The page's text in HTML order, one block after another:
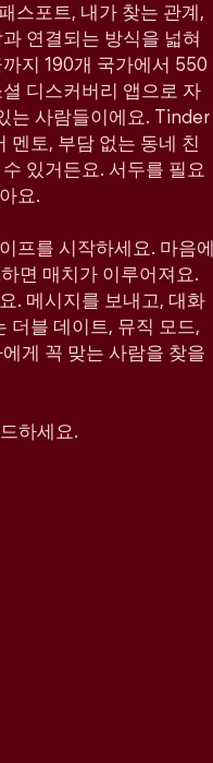
스포트, 내가 찾는 관계,
연결되는 방식을 넓혀
지 190개 국가에서 550
디스커버리 앱으로 자
는 사람들이에요. Tinder
멘토, 부담 없는 동네 친
있거든요. 서두를 필요
요.
프를 시작하세요. 마음에
면 매치가 이루어져요.
. 메시지를 보내고, 대화
더블 데이트, 뮤직 모드,
게 꼭 맞는 사람을 찾을
하세요.